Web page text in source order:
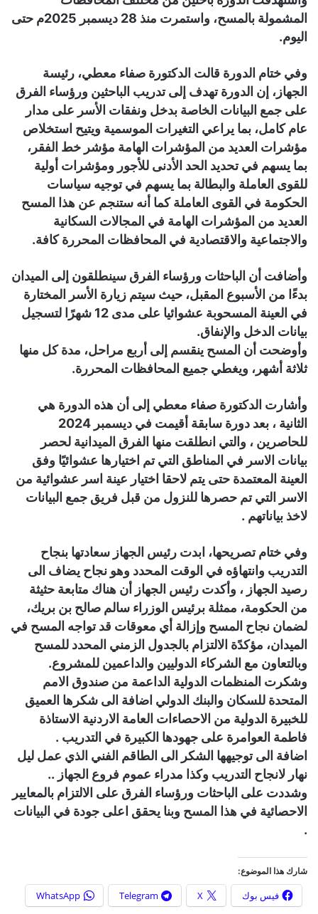
المشمولة بالمسح، واستمرت منذ 28 ديسمبر 2025م حتى
اليوم.
وفي ختام الدورة قالت الدكتورة صفاء معطي، رئيسة
الجهاز، إن الدورة تهدف إلى تدريب الباحثين ورؤساء الفرق
على جمع البيانات الخاصة بدخل ونفقات الأسر على مدار
عام كامل، بما يراعي التغيرات الموسمية ويتيح استخلاص
مؤشرات العديد من المؤشرات الهامة مؤشر خط الفقر،
بما يسهم في تحديد الحد الأدنى للأجور ومؤشرات أولية
للقوى العاملة والبطالة بما يسهم في توجيه سياسات
الحكومة في القوى العاملة كما أنه ستنجم عن هذا المسح
العديد من المؤشرات الهامة في المجالات السكانية
والاجتماعية والاقتصادية في المحافظات المحررة كافة.
وأضافت أن الباحثات ورؤساء الفرق سينطلقون إلى الميدان
بدءًا من الأسبوع المقبل، حيث سيتم زيارة الأسر المختارة
في العينة المسحوبة عشوائيا على مدى 12 شهرًا لتسجيل
بيانات الدخل والإنفاق.
وأوضحت أن المسح ينقسم إلى أربع مراحل، مدة كل منها
ثلاثة أشهر، ويغطي جميع المحافظات المحررة.
وأشارت الدكتورة صفاء معطي إلى أن هذه الدورة هي
الثانية ، بعد دورة سابقة أقيمت في ديسمبر 2024
للحاصرين ، والتي انطلقت منها الفرق الميدانية لحصر
بيانات الاسر في المناطق التي تم اختيارها عشوائيًا وفق
العينة المعتمدة حتى يتم لاحقا اختيار عينة اسر عشوائية من
الاسر التي تم حصرها للنزول من قبل فريق جمع البيانات
لاخذ بياناتهم .
وفي ختام تصريحها، ابدت رئيس الجهاز سعادتها بنجاح
التدريب وانتهاؤه في الوقت المحدد وهو نجاح يضاف الى
رصيد الجهاز ، وأكدت رئيس الجهاز أن هناك متابعة حثيثة
من الحكومة، ممثلة برئيس الوزراء سالم صالح بن بريك،
لضمان نجاح المسح وإزالة أي معوقات قد تواجه المسح في
الميدان، مؤكدًة الالتزام بالجدول الزمني المحدد للمسح
وبالتعاون مع الشركاء الدوليين والداعمين للمشروع.
وشكرت المنظمات الدولية الداعمة من صندوق الامم
المتحدة للسكان والبنك الدولي اضافة الى شكرها العميق
للخبيرة الدولية من الاحصاءات العامة الاردنية الاستاذة
فاطمة العوامرة على جهودها الكبيرة في التدريب .
اضافة الى توجيهها الشكر الى الطاقم الفني الذي عمل ليل
نهار لانجاح التدريب وكذا مدراء عموم فروع الجهاز ..
وشددت على الباحثات ورؤساء الفرق على الالتزام بالمعايير
الاحصائية في هذا المسح وبنا يحقق اعلى جودة في البيانات
.
شارك هذا الموضوع:
فيس بوك X
Telegram
WhatsApp